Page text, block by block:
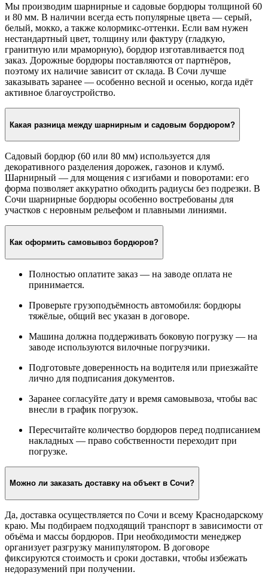
Мы производим шарнирные и садовые бордюры толщиной 60
и 80 мм. В наличии всегда есть популярные цвета — серый,
белый, мокко, а также колормикс-оттенки. Если вам нужен
нестандартный цвет, толщину или фактуру (гладкую,
гранитную или мраморную), бордюр изготавливается под
заказ. Дорожные бордюры поставляются от партнёров,
поэтому их наличие зависит от склада. В Сочи лучше
заказывать заранее — особенно весной и осенью, когда идёт
активное благоустройство.
Какая разница между шарнирным и садовым бордюром?
Садовый бордюр (60 или 80 мм) используется для
декоративного разделения дорожек, газонов и клумб.
Шарнирный — для мощения с изгибами и поворотами: его
форма позволяет аккуратно обходить радиусы без подрезки. В
Сочи шарнирные бордюры особенно востребованы для
участков с неровным рельефом и плавными линиями.
Как оформить самовывоз бордюров?
Полностью оплатите заказ — на заводе оплата не
принимается.
Проверьте грузоподъёмность автомобиля: бордюры
тяжёлые, общий вес указан в договоре.
Машина должна поддерживать боковую погрузку — на
заводе используются вилочные погрузчики.
Подготовьте доверенность на водителя или приезжайте
лично для подписания документов.
Заранее согласуйте дату и время самовывоза, чтобы вас
внесли в график погрузок.
Пересчитайте количество бордюров перед подписанием
накладных — право собственности переходит при
погрузке.
Можно ли заказать доставку на объект в Сочи?
Да, доставка осуществляется по Сочи и всему Краснодарскому
краю. Мы подбираем подходящий транспорт в зависимости от
объёма и массы бордюров. При необходимости менеджер
организует разгрузку манипулятором. В договоре
фиксируются стоимость и сроки доставки, чтобы избежать
недоразумений при получении.